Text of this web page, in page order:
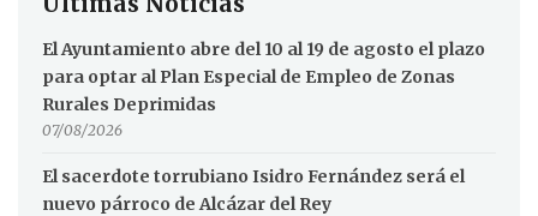
El Ayuntamiento abre del 10 al 19 de agosto el plazo
para optar al Plan Especial de Empleo de Zonas
Rurales Deprimidas
07/08/2026
El sacerdote torrubiano Isidro Fernández será el
nuevo párroco de Alcázar del Rey